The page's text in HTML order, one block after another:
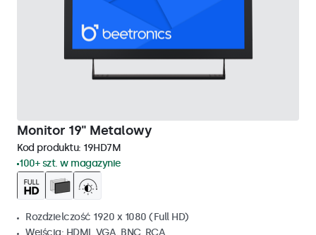
Monitor 19" Metalowy
Kod produktu: 19HD7M
100+ szt. w magazynie
Rozdzielczość 1920 x 1080 (Full HD)
Wejścia: HDMI, VGA, BNC, RCA